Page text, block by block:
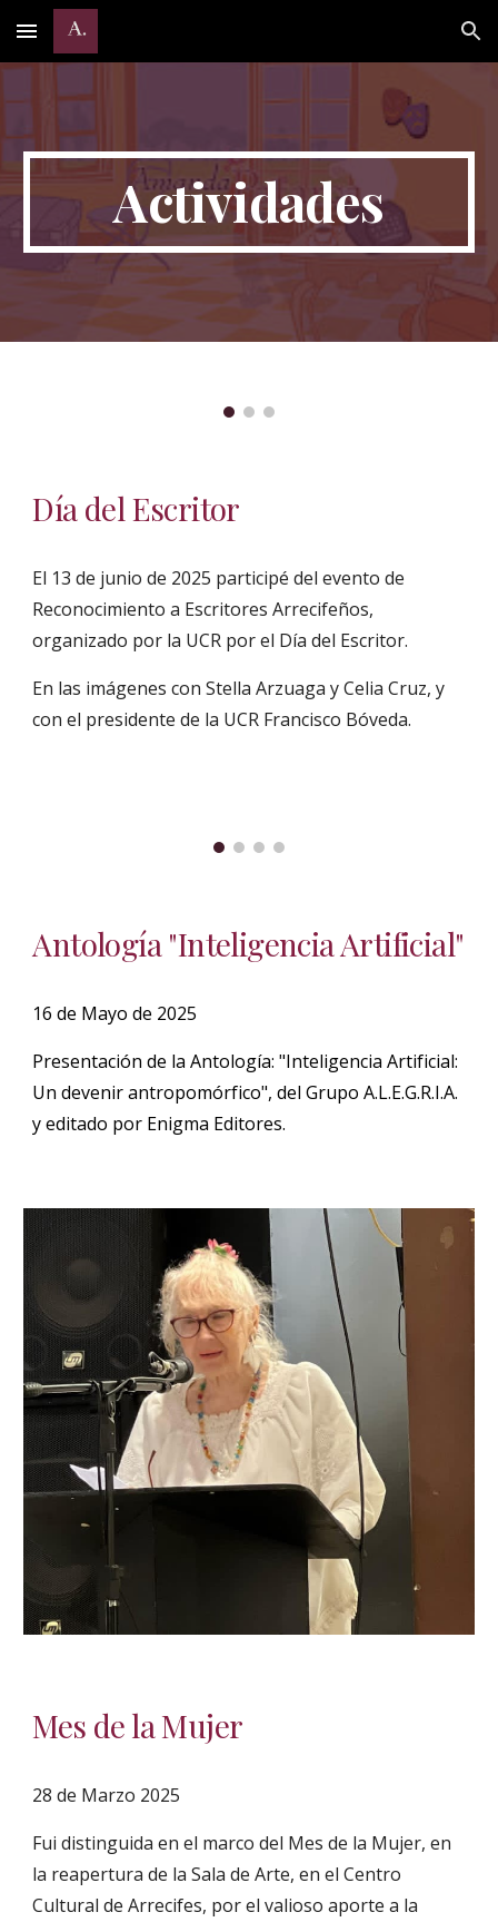
Skip to main content Skip to navigation
Actividades
Día del Escritor
El 13 de junio de 2025 participé del evento de
Reconocimiento a Escritores Arrecifeños,
organizado por la UCR por el Día del Escritor.
En las imágenes con Stella Arzuaga y Celia Cruz, y
con el presidente de la UCR Francisco Bóveda.
Antología "Inteligencia Artificial"
16 de Mayo de 2025
Presentación de la Antología: "Inteligencia Artificial:
Un devenir antropomórfico", del Grupo A.L.E.G.R.I.A.
y editado por Enigma Editores.
Mes de la Mujer
28 de Marzo 2025
Fui distinguida en el marco del Mes de la Mujer, en
la reapertura de la Sala de Arte, en el Centro
Cultural de Arrecifes, por el valioso aporte a la